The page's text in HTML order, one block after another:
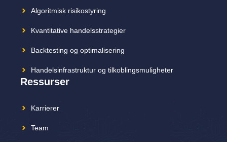
Algoritmisk risikostyring
Kvantitative handelsstrategier
Backtesting og optimalisering
Handelsinfrastruktur og tilkoblingsmuligheter
Ressurser
Karrierer
Team